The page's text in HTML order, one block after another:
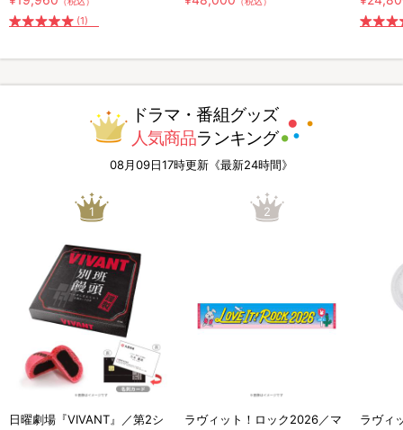
(1)
ドラマ・番組グッズ
人気商品ランキング
08月09日17時更新《最新24時間》
1
日曜劇場『VIVANT』／第2シ
2
ラヴィット！ロック2026／マ
ラヴィ